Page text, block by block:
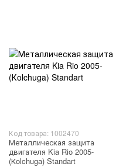
Код товара: 1002470
Металлическая защита
двигателя Kia Rio 2005-
(Кolchuga) Standart